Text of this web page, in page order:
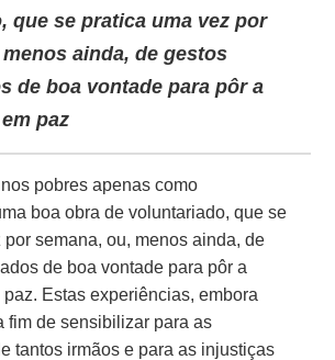
que se pratica uma vez por
ainda, de gestos
de boa vontade para pôr a
paz
pobres apenas como
boa obra de voluntariado, que se
por semana, ou, menos ainda, de
de boa vontade para pôr a
Estas experiências, embora
fim de sensibilizar para as
tantos irmãos e para as injustiças